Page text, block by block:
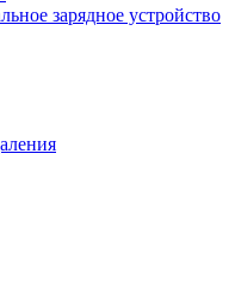
зарядное устройство